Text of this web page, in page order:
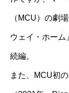
（MCU）の劇
ウェイ・ホーム
続編。
また、MCU初